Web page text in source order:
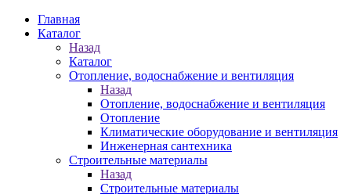
Главная
Каталог
Назад
Каталог
Отопление, водоснабжение и вентиляция
Назад
Отопление, водоснабжение и вентиляция
Отопление
Климатические оборудование и вентиляция
Инженерная сантехника
Строительные материалы
Назад
Строительные материалы